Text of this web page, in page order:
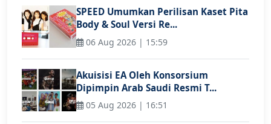
SPEED Umumkan Perilisan Kaset Pita
Body & Soul Versi Re...
06 Aug 2026 | 15:59
Akuisisi EA Oleh Konsorsium
Dipimpin Arab Saudi Resmi T...
05 Aug 2026 | 16:51